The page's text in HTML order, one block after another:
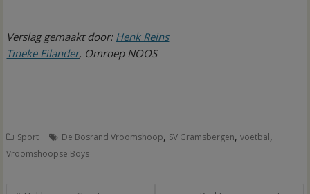
Verslag gemaakt door: Henk Reins
Tineke Eilander, Omroep NOOS
Sport De Bosrand Vroomshoop, SV Gramsbergen,voetbal,
Vroomshoopse Boys